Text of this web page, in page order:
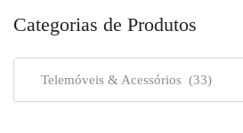
Categorias de Produtos
Telemóveis & Acessórios (33)